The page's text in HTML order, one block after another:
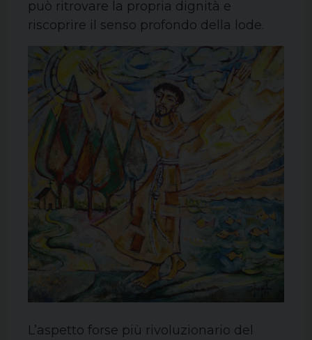
può ritrovare la propria dignità e
riscoprire il senso profondo della lode.
L’aspetto forse più rivoluzionario del